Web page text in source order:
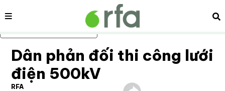
Bỏ qua nội dung chính
Nội dung
Dân phản đối thi công lưới
điện 500kV
RFA